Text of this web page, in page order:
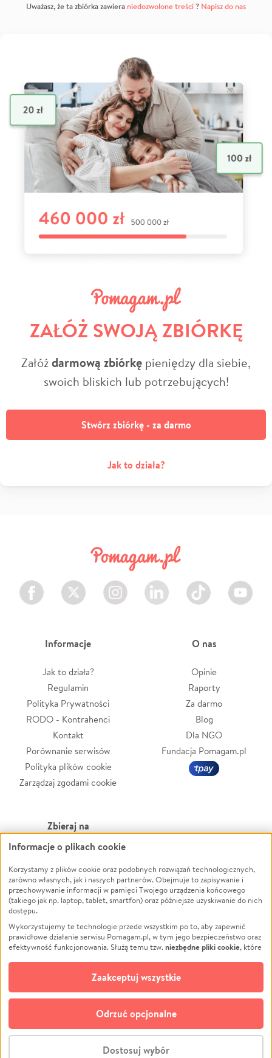
Uważasz, że ta zbiórka zawiera niedozwolone treści? Napisz do nas
ZAŁÓŻ SWOJĄ ZBIÓRKĘ
Załóżdarmową zbiórkę pieniędzy dla siebie,
swoich bliskich lub potrzebujących!
Stwórz zbiórkę - za darmo
Jak to działa?
Facebook Twitter Instagram LinkedIn TikTok Youtube
Informacje
Jak to działa?
Regulamin
Polityka Prywatności
RODO - Kontrahenci
Kontakt
Porównanie serwisów
Polityka plików cookie
Zarządzaj zgodami cookie
O nas
Opinie
Raporty
Za darmo
Blog
Dla NGO
Fundacja Pomagam.pl
Zbieraj na
Leczenie
Zwierzęta
Pożar
Ukraina
Pomoc Finansowa
Projekty
Pogrzeb
Społeczność lokalna
Kultura
Powódź
Wichura
NGO
Edukacja
Podróż
Impreza
Ochrona środowiska
Biznes
© CROWDING SP. Z O.O.
Informacje o plikach cookie
Korzystamy z plików cookie oraz podobnych rozwiązań technologicznych,
zarówno własnych, jak i naszych partnerów. Obejmuje to zapisywanie i
przechowywanie informacji w pamięci Twojego urządzenia końcowego
(takiego jak np. laptop, tablet, smartfon) oraz późniejsze uzyskiwanie do nich
dostępu.
Wykorzystujemy te technologie przede wszystkim po to, aby zapewnić
prawidłowe działanie serwisu Pomagam.pl, w tym jego bezpieczeństwo oraz
efektywność funkcjonowania. Służą temu tzw.niezbędne pliki cookie, które
opcjonalnych plików cookie
technologii do celów analitycznych i retargetingowych. Możesz wyrazić
zgodę na ich stosowanie lub jej odmówić. W dowolnym momencie masz
możliwość zmiany swoich preferencji na stronie „Zarządzaj zgodami cookie”,
do której link znajdziesz w stopce serwisu Pomagam.pl. Opcjonalne pliki
cookie wykorzystywane są w następujących celach:
działanie serwisu Pomagam.pl. Dzięki nim możemy zrozumieć, jak
Dostosuj wybór
Odrzuć opcjonalne
Zaakceptuj wszystkie